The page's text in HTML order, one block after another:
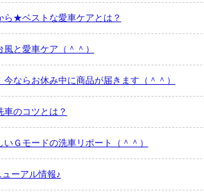
ら★ベストな愛車ケアとは？
と愛車ケア（＾＾）
今ならお休み中に商品が届きます（＾＾）
車のコツとは？
いＧモードの洗車リポート（＾＾）
ーアル情報♪